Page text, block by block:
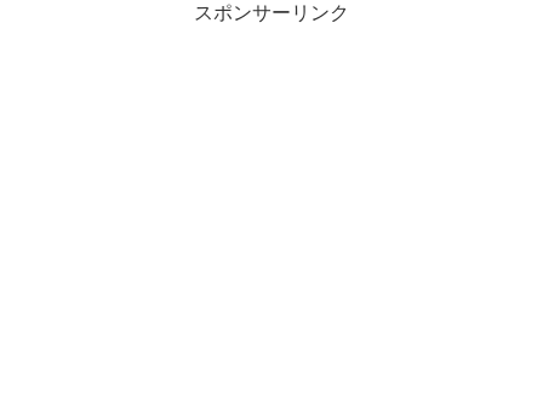
スポンサーリンク